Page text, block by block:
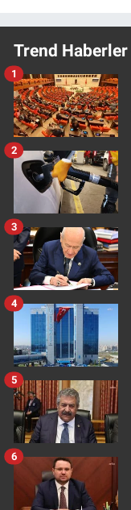
Trend Haberler
1
2
3
4
5
6